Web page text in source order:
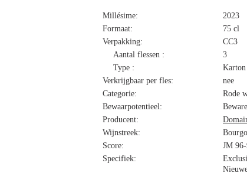
Millésime:
2023
Formaat:
75 cl
Verpakking:
CC3
Aantal flessen :
3
Type :
Karton
Verkrijgbaar per fles:
nee
Categorie:
Rode
Bewaarpotentieel:
Producent:
Wijnstreek:
Score:
JM
Specifiek: